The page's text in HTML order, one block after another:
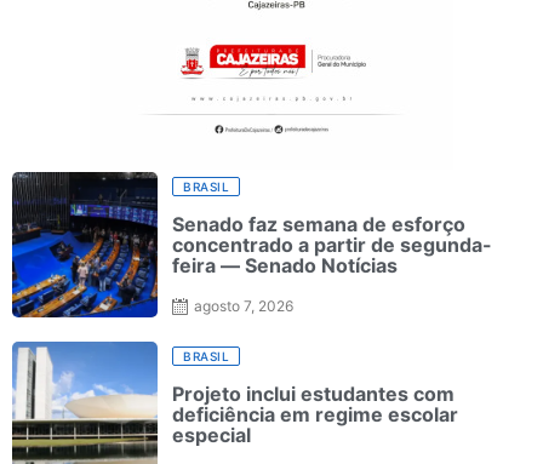
BRASIL
Senado faz semana de esforço
concentrado a partir de segunda-
feira — Senado Notícias
agosto 7, 2026
BRASIL
Projeto inclui estudantes com
deficiência em regime escolar
especial